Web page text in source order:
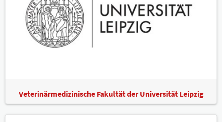
Veterinärmedizinische Fakultät der Universität Leipzig